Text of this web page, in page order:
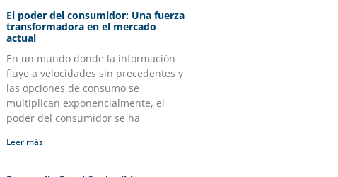
El poder del consumidor: Una fuerza
transformadora en el mercado
actual
En un mundo donde la información
fluye a velocidades sin precedentes y
las opciones de consumo se
multiplican exponencialmente, el
poder del consumidor se ha
Leer más